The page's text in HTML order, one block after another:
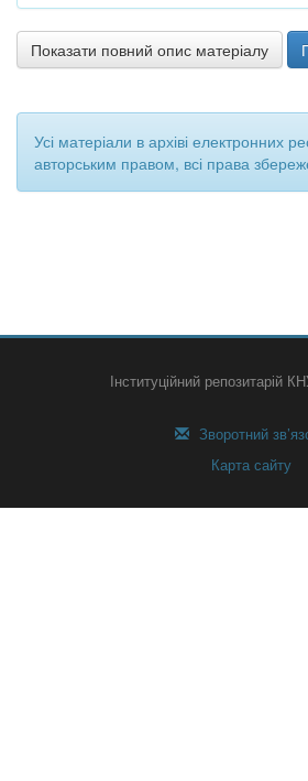
Показати повний опис матеріалу
Усі матеріали в архіві електронних
авторським правом, всі права
Інституційний репозитарій
Зворотний
Карта сайту